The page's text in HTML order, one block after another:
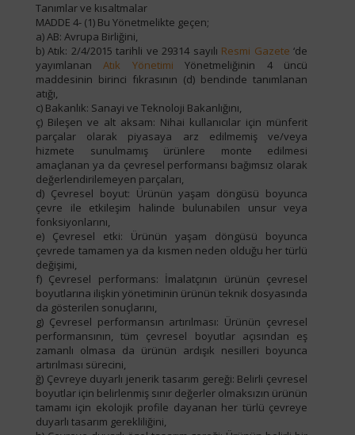
Tanımlar ve kısaltmalar
MADDE 4- (1) Bu Yönetmelikte geçen;
a) AB: Avrupa Birliğini,
b) Atık: 2/4/2015 tarihli ve 29314 sayılı Resmi Gazete‘de
yayımlananAtık Yönetimi Yönetmeliğinin 4 üncü
maddesinin birinci fıkrasının (d) bendinde tanımlanan
atığı,
c) Bakanlık: Sanayi ve Teknoloji Bakanlığını,
ç) Bileşen ve alt aksam: Nihai kullanıcılar için münferit
parçalar olarak piyasaya arz edilmemiş ve/veya
hizmete sunulmamış ürünlere monte edilmesi
amaçlanan ya da çevresel performansı bağımsız olarak
değerlendirilemeyen parçaları,
d) Çevresel boyut: Ürünün yaşam döngüsü boyunca
çevre ile etkileşim halinde bulunabilen unsur veya
fonksiyonlarını,
e) Çevresel etki: Ürünün yaşam döngüsü boyunca
çevrede tamamen ya da kısmen neden olduğu her türlü
değişimi,
f) Çevresel performans: İmalatçının ürünün çevresel
boyutlarına ilişkin yönetiminin ürünün teknik dosyasında
da gösterilen sonuçlarını,
g) Çevresel performansın artırılması: Ürünün çevresel
performansının, tüm çevresel boyutlar açısından eş
zamanlı olmasa da ürünün ardışık nesilleri boyunca
artırılması sürecini,
ğ) Çevreye duyarlı jenerik tasarım gereği: Belirli çevresel
boyutlar için belirlenmiş sınır değerler olmaksızın ürünün
tamamı için ekolojik profile dayanan her türlü çevreye
duyarlı tasarım gerekliliğini,